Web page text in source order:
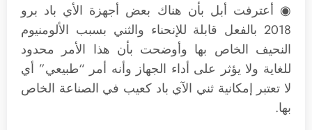
◉ أعترفت أبل بأن هناك بعض أجهزة الأي باد برو
2018 بالفعل قابلة للإنحناء والثني بسبب الألومنيوم
النحيف الخاص بها وأوضحت بأن هذا الأمر محدود
للغاية ولا يؤثر على أداء الجهاز وأنه أمر “طبيعي” أي
لا تعتبر إمكانية ثني الآي باد كعيب في الصناعة الخاص
بها.